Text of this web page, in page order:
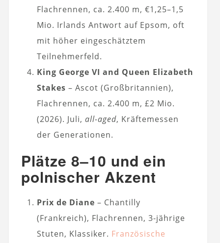
Flachrennen, ca. 2.400 m, €1,25–1,5
Mio. Irlands Antwort auf Epsom, oft
mit höher eingeschätztem
Teilnehmerfeld.
King George VI and Queen Elizabeth
Stakes – Ascot (Großbritannien),
Flachrennen, ca. 2.400 m, £2 Mio.
(2026). Juli, all-aged, Kräftemessen
der Generationen.
Plätze 8–10 und ein
polnischer Akzent
Prix de Diane – Chantilly
(Frankreich), Flachrennen, 3-jährige
Stuten, Klassiker. Französische